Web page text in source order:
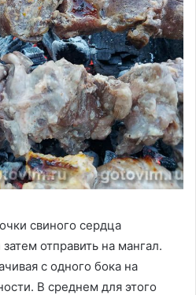
свиного сердца
отправить на мангал.
с одного бока на
В среднем для этого